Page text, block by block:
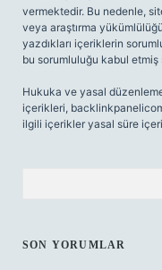
vermektedir. Bu nedenle,
veya araştırma
yazdıkları içeriklerin
bu sorumluluğu kabul etmiş
Hukuka ve yasal
içerikleri,
ilgili içerikler yasal süre
SON YORUMLAR